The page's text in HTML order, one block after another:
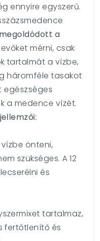
ennyire egyszerű.
a
mérni, csak
tartalmát a vízbe,
háromféle tasakot
egészséges
a medence vízét.
önteni,
szükséges. A 12
és
tartalmaz,
fertőtlenítő és